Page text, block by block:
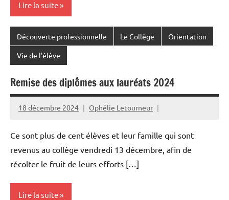
Lire la suite
Découverte professionnelle Le Collège Orientation
Vie de l'élève
Remise des diplômes aux lauréats 2024
18 décembre 2024 Ophélie Letourneur
Ce sont plus de cent élèves et leur famille qui sont
revenus au collège vendredi 13 décembre, afin de
récolter le fruit de leurs efforts […]
Lire la suite